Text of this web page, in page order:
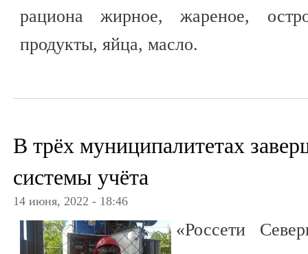
рациона жирное, жареное,
продукты, яйца, масло.
В трёх муниципалитетах
системы учёта
14 июня, 2022 - 18:46
«Россети